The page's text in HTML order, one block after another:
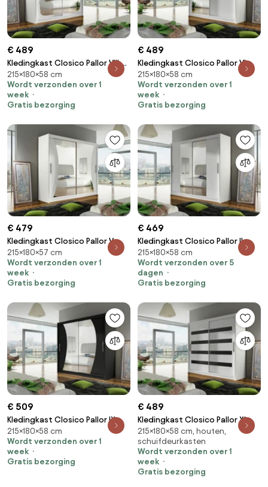
€ 489
Kledingkast Closico Pallor VIII,
Wit, 215x180x58cm, 153 kg,
Kledingkast deuren: Schuivend,
Aantal planken: 5, Aantal
planken: 5
215×180×58 cm
Wordt verzonden over 1
week
Gratis bezorging
€ 489
Kledingkast Closico Pallor VI,
Wit, 215x180x58cm, 148 kg,
Kledingkast deuren: Schuivend,
Aantal planken: 5, Aantal
planken: 5
215×180×58 cm
Wordt verzonden over 1
week
Gratis bezorging
€ 479
Kledingkast Closico Pallor V,
Wit, 215x180x57cm, 148 kg,
Kledingkast deuren: Schuivend,
Aantal planken: 5, Aantal
215×180×57 cm
Wordt verzonden over 1
week
Gratis bezorging
€ 469
Kledingkast Closico Pallor II,
Wit, 215x180x58cm, 147 kg,
Kledingkast deuren: Schuivend,
Aantal planken: 5, Aantal
215×180×58 cm
Wordt verzonden over 5
dagen
Gratis bezorging
€ 509
Kledingkast Closico Pallor IX,
Zwart, 215x180x58cm, 152 kg,
Kledingkast deuren: Schuivend,
Aantal planken: 5, Aantal
planken: 5
215×180×58 cm
Wordt verzonden over 1
week
Gratis bezorging
€ 489
Kledingkast Closico Pallor XI,
Glanzend zwart, Wit,
215x180x58cm, 129 kg,
Kledingkast deuren: Schuivend,
Aantal planken: 5, Aantal
215×180×58 cm, houten,
schuifdeurkasten
Wordt verzonden over 1
week
Gratis bezorging